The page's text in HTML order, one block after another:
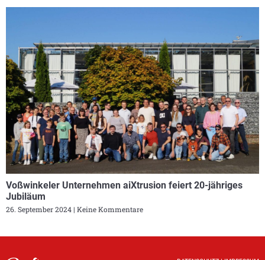
Voßwinkeler Unternehmen aiXtrusion feiert 20-jähriges
Jubiläum
26. September 2024 Keine Kommentare